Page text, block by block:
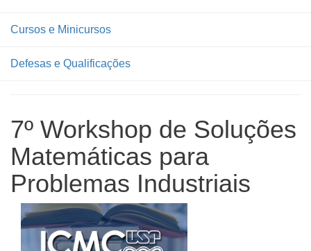
Cursos e Minicursos
Defesas e Qualificações
7º Workshop de Soluções
Matemáticas para
Problemas Industriais